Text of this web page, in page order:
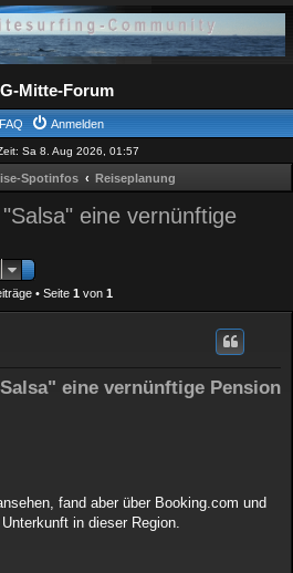
Mitte-Forum
FAQ Anmelden
Sa 8. Aug 2026, 01:57
Spotinfos Reiseplanung
eine vernünftige
• Seite 1 von 1
eine vernünftige Pension
fand aber über Booking.com und
in dieser Region.